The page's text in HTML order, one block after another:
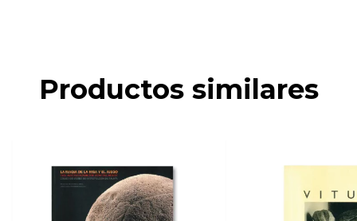
Productos similares